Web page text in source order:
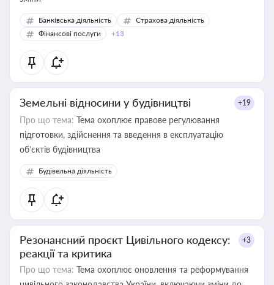
Банківська діяльність
Страхова діяльність
Фінансові послуги
+13
Земельні відносини у будівництві +19
Про що тема: Тема охоплює правове регулювання
підготовки, здійснення та введення в експлуатацію
об’єктів будівництва
Будівельна діяльність
Резонансний проєкт Цивільного кодексу:
реакції та критика
+3
Про що тема: Тема охоплює оновлення та реформування